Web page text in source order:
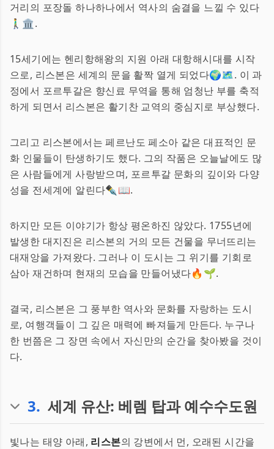
거리의 포장돌 하나하나에서 역사의 숨결을 느낄 수 있다
🚶‍♂️🏛️.
15세기에는 헨리항해왕의 지원 아래 대항해시대를 시작
으로, 리스본은 세계의 문을 활짝 열게 되었다🌍🗺️. 이 과
정에서 포르투갈은 향신료 무역을 통해 엄청난 부를 축적
하게 되면서 리스본은 활기찬 교역의 중심지로 부상했다.
그리고 리스본에서는 페르난도 페소아 같은 대표적인 문
화 인물들이 탄생하기도 했다. 그의 작품은 오늘날에도 많
은 사람들에게 사랑받으며, 포르투갈 문화의 깊이와 다양
성을 전세계에 알린다✒️📖.
하지만 모든 이야기가 항상 평온하진 않았다. 1755년에
발생한 대지진은 리스본의 거의 모든 건물을 무너뜨리는
대재앙을 가져왔다. 그러나 이 도시는 그 위기를 기회로
삼아 재건하며 현재의 모습을 만들어냈다🔥🌱.
결국, 리스본은 그 풍부한 역사와 문화를 자랑하는 도시
로, 여행객들이 그 깊은 매력에 빠져들게 만든다. 누구나
한 번쯤은 그 장면 속에서 자신만의 순간을 찾아봤을 것이
다.
3. 세계 유산: 베렘 탑과 예수수도원
빛나는 태양 아래, 리스본의 강변에서 먼, 오래된 시간을